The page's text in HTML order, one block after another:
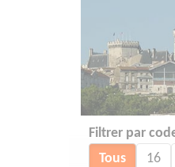
Filtrer par
Tous 16